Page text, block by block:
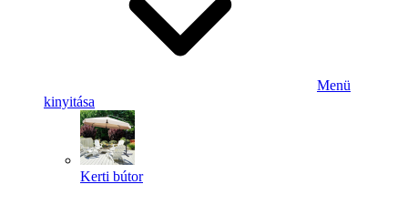
Menü
kinyitása
Kerti bútor